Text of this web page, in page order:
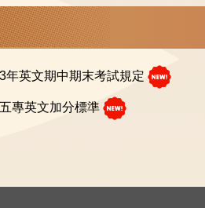
年英文期中期末考試規定
專英文加分標準